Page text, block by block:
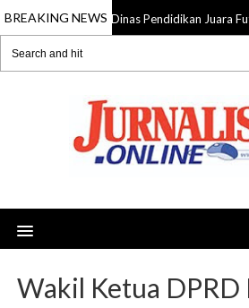
BREAKING NEWS
05 Aug 2026 Dinas Pendidikan Juara
Wakil Ketua DPRD